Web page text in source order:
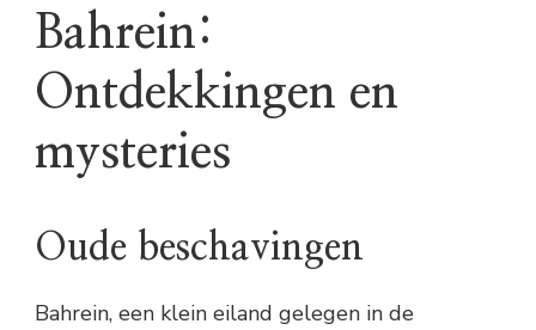
Bahrein:
Ontdekkingen en
mysteries
Oude beschavingen
Bahrein, een klein eiland gelegen in de